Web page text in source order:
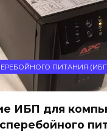
ПИТАНИЯ
ИБП для